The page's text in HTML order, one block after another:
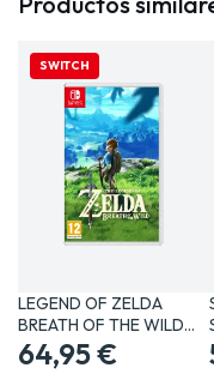
SWITCH
LEGEND OF ZELDA
BREATH OF THE WILD
SWITCH…
64,95 €